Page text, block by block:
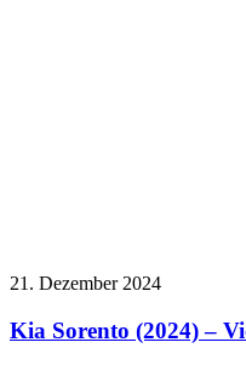
21. Dezember 2024
Kia Sorento (2024) –